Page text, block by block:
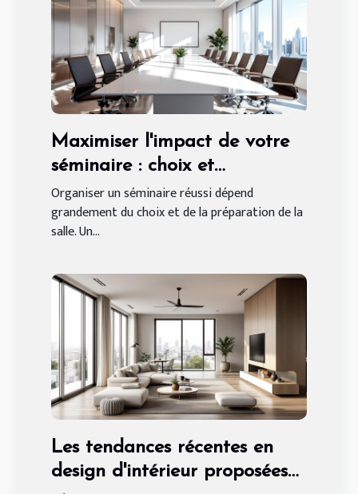
Maximiser l'impact de votre
séminaire : choix et
préparation de salle
Organiser un séminaire réussi dépend
grandement du choix et de la préparation de la
salle. Un...
Les tendances récentes en
design d'intérieur proposées